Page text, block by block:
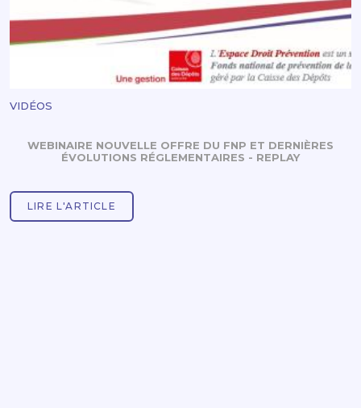
WEBINAIRE NOUVELLE OFFRE DU FNP ET DERNIÈRES
ÉVOLUTIONS RÉGLEMENTAIRES - REPLAY
VIDÉOS
LIRE L'ARTICLE